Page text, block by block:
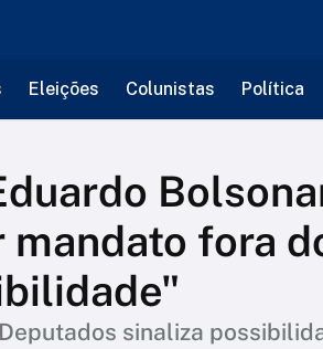
Eleições Colunistas Política
fora
sinaliza